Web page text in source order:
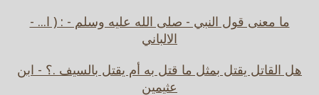
ما معنى قول النبي - صلى الله عليه وسلم - : ( ا... -
الالباني
هل القاتل يقتل بمثل ما قتل به أم يقتل بالسيف .؟ - ابن
عثيمين